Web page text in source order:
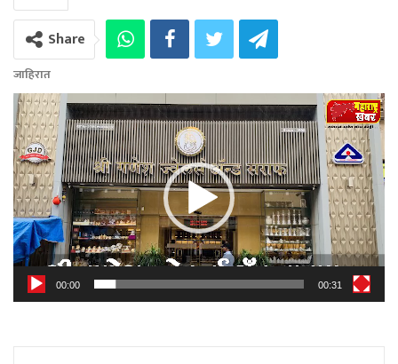
Share
जाहिरात
Video
Player
00:00 00:31